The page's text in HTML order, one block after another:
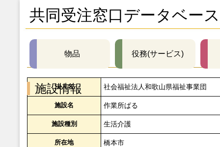
共同受注窓口データベース
物品 役務(サービス)
施設情報
法人名 社会福祉法人和歌山県福祉事業団
施設名 作業所ぱる
施設種別 生活介護
所在地 橋本市